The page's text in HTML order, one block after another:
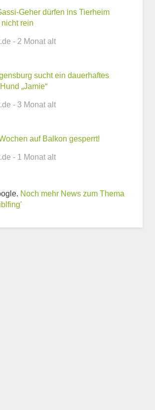
Adresse
Informationen
Tierheim
Geher dürfen ins Tierheim
rein
- 2 Monat alt
sucht ein dauerhaftes
„Jamie“
- 3 Monat alt
auf Balkon gesperrt!
- 1 Monat alt
Noch mehr News zum Thema